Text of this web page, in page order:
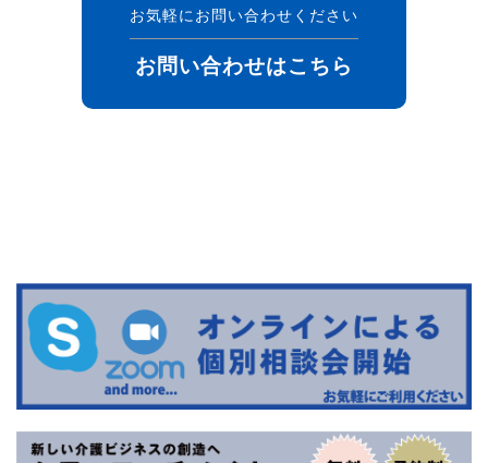
お気軽にお問い合わせください
お問い合わせはこちら